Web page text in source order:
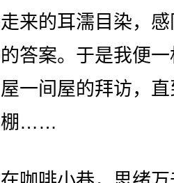
来的耳濡目染，
答案。于是我便
一间屋的拜访，
棚……